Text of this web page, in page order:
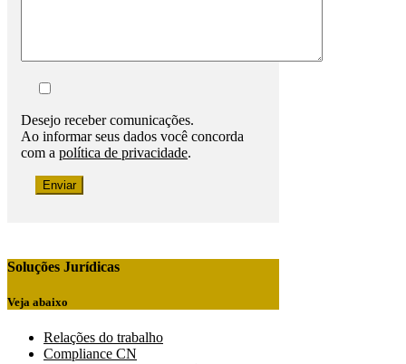
Desejo receber comunicações.
Ao informar seus dados você concorda
com a política de privacidade.
Soluções Jurídicas
Veja abaixo
Relações do trabalho
Compliance CN